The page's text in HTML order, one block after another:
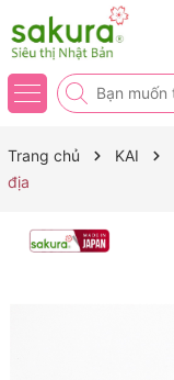
Trang chủ KAI
địa